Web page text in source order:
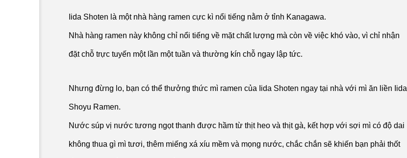
Iida Shoten là một nhà hàng ramen cực kì nổi tiếng nằm ở tỉnh Kanagawa.
Nhà hàng ramen này không chỉ nổi tiếng về mặt chất lượng mà còn về việc khó vào, vì chỉ nhận
đặt chỗ trực tuyến một lần một tuần và thường kín chỗ ngay lập tức.
Nhưng đừng lo, bạn có thể thưởng thức mì ramen của Iida Shoten ngay tại nhà với mì ăn liền Iida
Shoyu Ramen.
Nước súp vị nước tương ngọt thanh được hầm từ thịt heo và thịt gà, kết hợp với sợi mì có độ dai
không thua gì mì tươi, thêm miếng xá xíu mềm và mọng nước, chắc chắn sẽ khiến bạn phải thốt